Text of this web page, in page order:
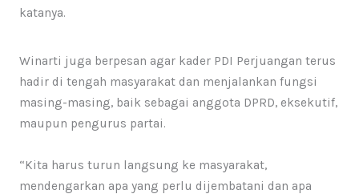
katanya.
Winarti juga berpesan agar kader PDI Perjuangan terus
hadir di tengah masyarakat dan menjalankan fungsi
masing-masing, baik sebagai anggota DPRD, eksekutif,
maupun pengurus partai.
“Kita harus turun langsung ke masyarakat,
mendengarkan apa yang perlu dijembatani dan apa